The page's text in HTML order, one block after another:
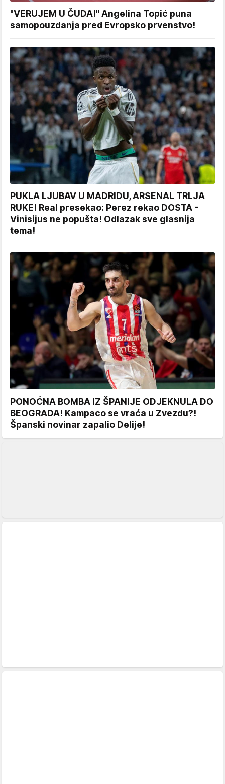
"VERUJEM U ČUDA!" Angelina Topić puna
samopouzdanja pred Evropsko prvenstvo!
PUKLA LJUBAV U MADRIDU, ARSENAL TRLJA
RUKE! Real presekao: Perez rekao DOSTA -
Vinisijus ne popušta! Odlazak sve glasnija
tema!
PONOĆNA BOMBA IZ ŠPANIJE ODJEKNULA DO
BEOGRADA! Kampaco se vraća u Zvezdu?!
Španski novinar zapalio Delije!